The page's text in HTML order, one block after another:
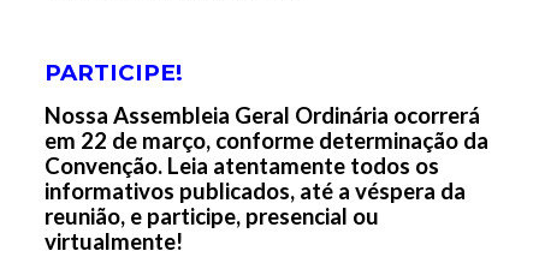
PARTICIPE!
Nossa Assembleia Geral Ordinária ocorrerá
em 22 de março, conforme determinação da
Convenção. Leia atentamente todos os
informativos publicados, até a véspera da
reunião, e participe, presencial ou
virtualmente!